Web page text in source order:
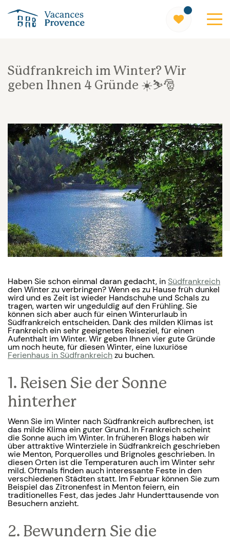
Südfrankreich im Winter? Wir
geben Ihnen 4 Gründe ☀️⛷️🎅
Haben Sie schon einmal daran gedacht, in Südfrankreich
den Winter zu verbringen? Wenn es zu Hause früh dunkel
wird und es Zeit ist wieder Handschuhe und Schals zu
tragen, warten wir ungeduldig auf den Frühling. Sie
können sich aber auch für einen Winterurlaub in
Südfrankreich entscheiden. Dank des milden Klimas ist
Frankreich ein sehr geeignetes Reiseziel, für einen
Aufenthalt im Winter. Wir geben Ihnen vier gute Gründe
um noch heute, für diesen Winter, eine luxuriöse
Ferienhaus in Südfrankreichzu buchen.
1. Reisen Sie der Sonne
hinterher
Wenn Sie im Winter nach Südfrankreich aufbrechen, ist
das milde Klima ein guter Grund. In Frankreich scheint
die Sonne auch im Winter. In früheren Blogs haben wir
über attraktive Winterziele in Südfrankreich geschrieben
wie Menton, Porquerolles und Brignoles geschrieben. In
diesen Orten ist die Temperaturen auch im Winter sehr
mild. Oftmals finden auch interessante Feste in den
verschiedenen Städten statt. Im Februar können Sie zum
Beispiel das Zitronenfest in Menton feiern, ein
traditionelles Fest, das jedes Jahr Hunderttausende von
Besuchern anzieht.
2. Bewundern Sie die